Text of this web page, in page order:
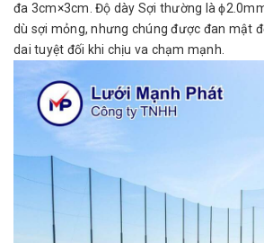
đa 3cm×3cm. Độ dày Sợi thường là
dù sợi mỏng, nhưng chúng được đan mật
dai tuyệt đối khi chịu va chạm mạnh.